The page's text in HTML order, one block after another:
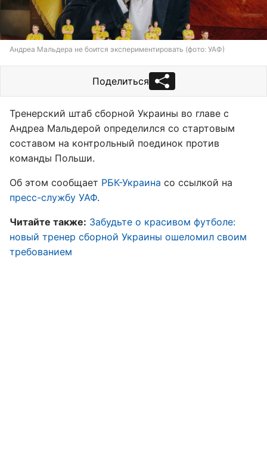
Андреа Мальдера не боится экспериментировать (фото: УАФ)
Поделиться
Тренерский штаб сборной Украины во главе с
Андреа Мальдерой определился со стартовым
составом на контрольный поединок против
команды Польши.
Об этом сообщает РБК-Украина со ссылкой на
пресс-службу УАФ.
Читайте также: Забудьте о красивом футболе:
новый тренер сборной Украины ошеломил своим
требованием